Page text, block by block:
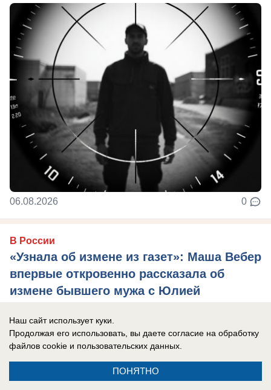
06.08.2026 0
В России
«Узнала об измене из газет»: Маша Вебер
впервые откровенно рассказала об
измене бывшего мужа с Юлией
Певицу до последнего убеждали, что
переживать не о чем
Наш сайт использует куки.
Продолжая его использовать, вы даете согласие на обработку
файлов cookie и пользовательских данных.
ПОНЯТНО